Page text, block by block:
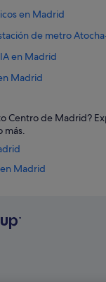
en Madrid
de metro
en Madrid
Madrid
en Madrid
mascotas en
en Distrito Centro de
en Distrito Centro
Centro de Madrid?
más.
Madrid